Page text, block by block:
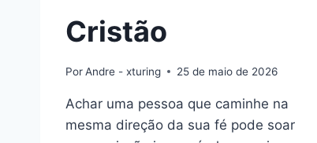
Cristão
PorAndre - xturing 25 de maio de 2026
Achar uma pessoa que caminhe na
mesma direção da sua fé pode soar